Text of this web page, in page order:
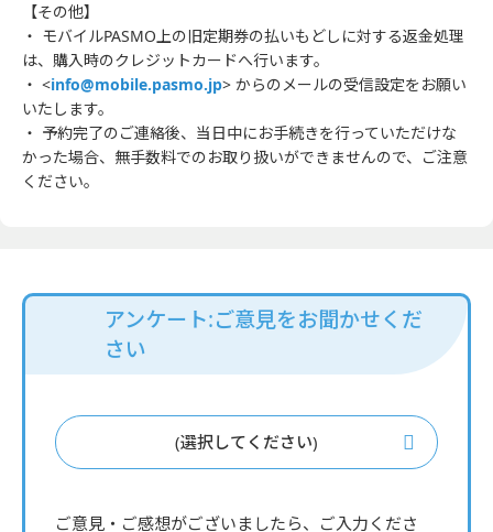
【その他】
・ モバイルPASMO上の旧定期券の払いもどしに対する返金処理
は、購入時のクレジットカードへ行います。
・ <info@mobile.pasmo.jp> からのメールの受信設定をお願い
いたします。
・ 予約完了のご連絡後、当日中にお手続きを行っていただけな
かった場合、無手数料でのお取り扱いができませんので、ご注意
ください。
アンケート:ご意見をお聞かせくだ
さい
(選択してください)
ご意見・ご感想がございましたら、ご入力くださ